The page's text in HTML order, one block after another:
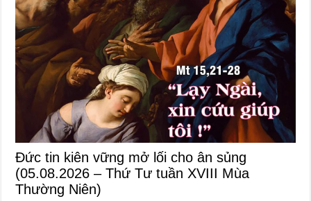
Đức tin kiên vững mở lối cho ân sủng
(05.08.2026 – Thứ Tư tuần XVIII Mùa
Thường Niên)